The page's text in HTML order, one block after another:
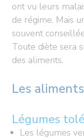
ont vu leurs
de régime. Mais
souvent
Toute diète sera
des aliments.
Les
Légumes
Les légumes